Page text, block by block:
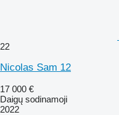
22
Nicolas Sam 12
17 000 €
Daigų sodinamoji
2022